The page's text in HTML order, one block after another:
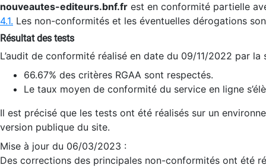
nouveautes-editeurs.bnf.fr est en conformité partielle
4.1. Les non-conformités et les éventuelles dérogations
Résultat des tests
L’audit de conformité réalisé en date du 09/11/2022 par
66.67% des critères RGAA sont respectés.
Le taux moyen de conformité du service en ligne
Il est précisé que les tests ont été réalisés sur un
version publique du site.
Mise à jour du 06/03/2023 :
Des corrections des principales non-conformités ont été